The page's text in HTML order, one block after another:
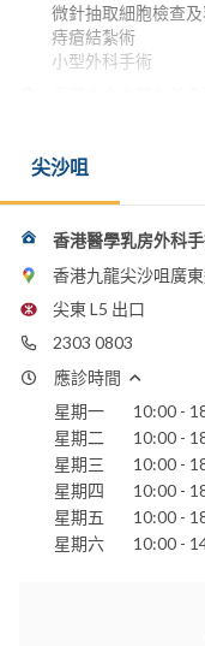
微針抽取細胞檢查
痔瘡結紮術
小型外科手術
英國愛丁堡皇家醫
香港醫學專科學院院
電話：
播道醫院
養和醫院
香港港安醫院 - 司徒
聖保祿醫院
聖德肋撒醫院
仁安醫院
尖沙咀
香港醫學乳房外科
香港九龍尖沙咀廣
尖東 L5 出口
2303 0803
應診時間
星期一
10:00 -
星期二
10:00 -
星期三
10:00 -
星期四
10:00 -
星期五
10:00 -
星期六
10:00 -